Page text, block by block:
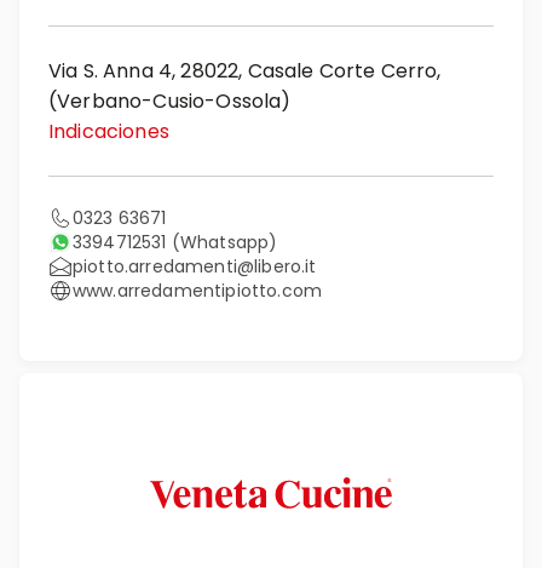
Via S. Anna 4, 28022, Casale Corte Cerro,
(Verbano-Cusio-Ossola)
Indicaciones
0323 63671
3394712531 (Whatsapp)
piotto.arredamenti@libero.it
www.arredamentipiotto.com